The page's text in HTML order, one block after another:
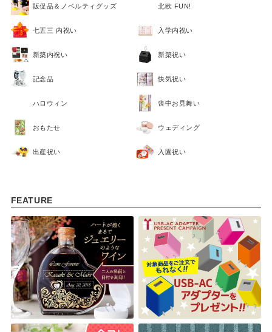
販促品＆ノベルティグッズ 北欧 FUN!
七五三 内祝い 入学内祝い
新築内祝い 新築祝い
記念品 快気祝い
ハロウィン 喪中お見舞い
おもたせ ウェディング
出産祝い 入園祝い
FEATURE